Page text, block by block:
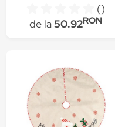
diametru 90 cm x 3
mm, fetru rosu
()
de la50.92RON